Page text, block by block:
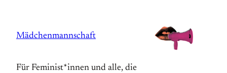
springen
Mädchenmannschaft
Für Feminist*innen und alle, die